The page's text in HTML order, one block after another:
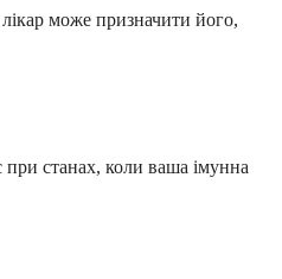
може призначити його,
при станах, коли ваша імунна